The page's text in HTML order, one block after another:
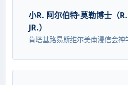
小R. 阿尔伯特·莫勒博士（
JR.）
肯塔基路易斯维尔美南浸信会神